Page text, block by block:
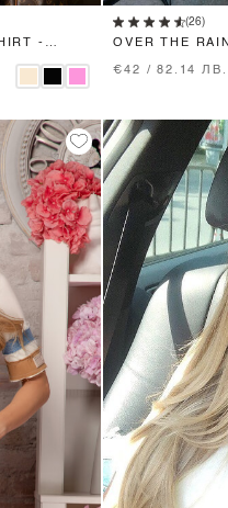
-
(26)
OVER THE
€42 / 82.14 ЛВ.